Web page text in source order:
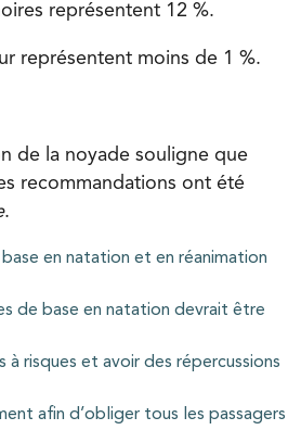
représentent 12 %.
représentent moins de 1 %.
de la noyade souligne que
recommandations ont été
.
en natation et en réanimation
de base en natation devrait être
risques et avoir des répercussions
afin d’obliger tous les passagers